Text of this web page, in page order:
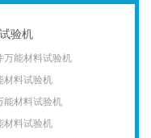
验机
万能材料试验机
材料试验机
能材料试验机
材料试验机